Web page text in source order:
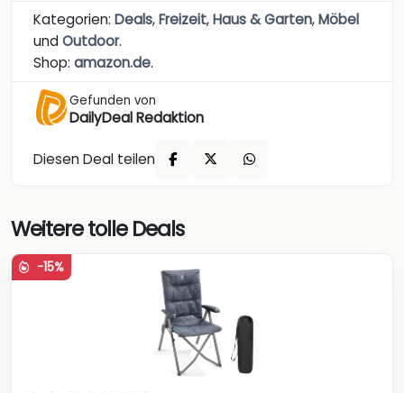
Kategorien: Deals,Freizeit,Haus & Garten,Möbel
undOutdoor.
Shop: amazon.de.
Gefunden von
DailyDeal Redaktion
Diesen Deal teilen
Weitere tolle Deals
-15%